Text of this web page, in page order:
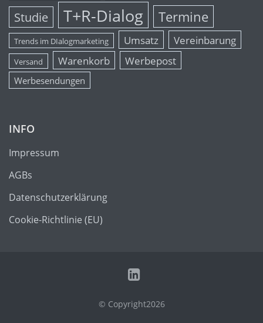
Studie T+R-Dialog Termine
Trends im DIalogmarketing Umsatz Vereinbarung
Versand Warenkorb Werbepost
Werbesendungen
INFO
Impressum
AGBs
Datenschutzerklärung
Cookie-Richtlinie (EU)
© Copyright2026